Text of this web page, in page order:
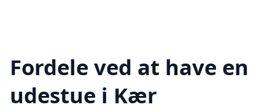
Fordele ved at have en
udestue i Kær